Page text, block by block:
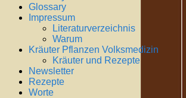
Glossary
Impressum
Literaturverzeichnis
Warum
Kräuter Pflanzen Volksmedizin
Kräuter und Rezepte
Newsletter
Rezepte
Worte